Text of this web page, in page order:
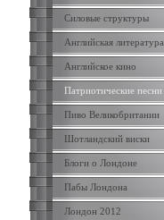
Силовые структуры
Английская литература
Английское кино
Патриотические песни
Пиво Великобритании
Шотландский виски
Блоги о Лондоне
Пабы Лондона
Лондон 2012